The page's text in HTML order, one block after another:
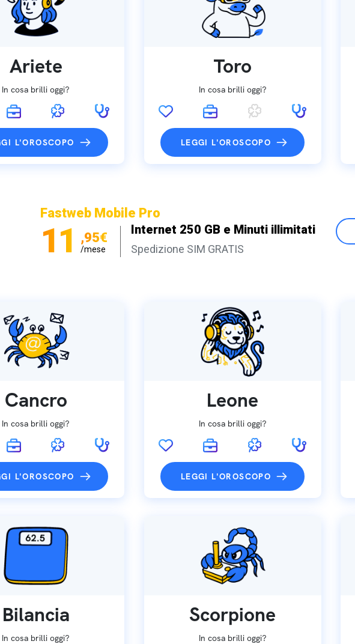
Ariete
In cosa brilli oggi?
L'OROSCOPO
Toro
In cosa brilli oggi?
LEGGI L'OROSCOPO
Fastweb Mobile Pro
11 ,95€
/mese
Internet 250 GB e Minuti illimitati
Spedizione SIM GRATIS
Cancro
In cosa brilli oggi?
L'OROSCOPO
Leone
In cosa brilli oggi?
LEGGI L'OROSCOPO
Bilancia
In cosa brilli oggi?
Scorpione
In cosa brilli oggi?